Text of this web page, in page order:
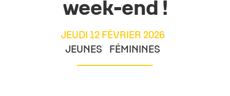
week-end !
JEUDI 12 FÉVRIER 2026
JEUNES
FÉMININES